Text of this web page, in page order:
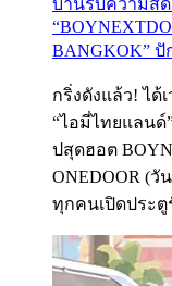
บ้านรับความส
BANGKOK” ปั
กริ่งดังแล้ว! ได้
“ไอมี่ไทยแลนด์
ปสุดฮอต
ONEDOOR (
ทุกคนเปิดประตู